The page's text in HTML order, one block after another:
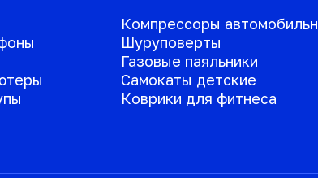
Компрессоры
Шуруповерты
Газовые паяльники
Самокаты детские
Коврики для фитнеса